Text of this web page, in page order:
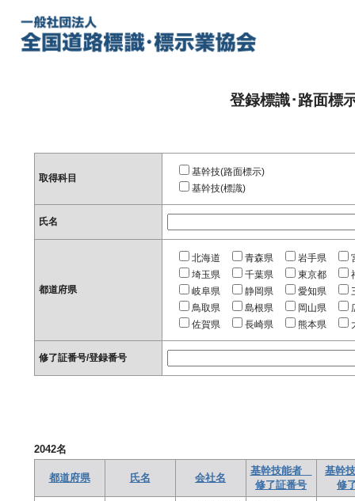
登録標識･路面標
取得科目
基幹技(路面標示)
基幹技(標識)
氏名
都道府県
北海道 青森県 岩手県
埼玉県
千葉県 東京都
岐阜県
静岡県 愛知県
鳥取県
島根県 岡山県
佐賀県
長崎県 熊本県
修了証番号/登録番号
2042名
都道府県 氏名 会社名
基幹技能者
修了証番号
基幹
修